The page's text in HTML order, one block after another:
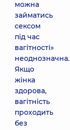
можна
займатись
сексом
під час
вагітності»
неоднозначна.
Якщо
жінка
здорова,
вагітність
проходить
без